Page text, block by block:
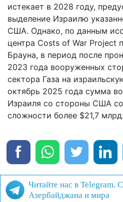
истекает в 2028 году,
выделение Израилю
США. Однако, по данным
центра Costs of War Project
Брауна, в период после
2023 года вооруженных
сектора Газа на
октябрь 2025 года сумма
Израиля со стороны США
сложности более $21,7 млрд.
Читайте нас в Telegram.
Азербайджана и мира